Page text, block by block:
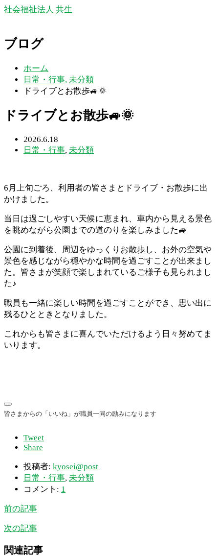
社会福祉法人 共生
ブログ
ホーム
日常・行事, 未分類
ドライブとお散歩🚙🌞
ドライブとお散歩🚙🌞
2026.6.18
日常・行事, 未分類
6月上旬ごろ、利用者の皆さまとドライブ・お散歩に出
かけました。
当日は過ごしやすい天候に恵まれ、車内から見える景色
を眺めながら公園までの道のりを楽しみました🚙
公園に到着後、周辺をゆっくりお散歩し、お外の空気や
景色を感じながら穏やかな時間を過ごすことが出来まし
た。皆さまが笑顔で楽しまれているご様子も見られまし
た♪
職員も一緒に楽しい時間を過ごすことができ、思い出に
残るひとときとなりました。
これからも皆さまに喜んでいただけるよう日々努めてま
いります。
Tweet
Share
投稿者: kyosei@post
日常・行事, 未分類
コメント: 1
前の記事
次の記事
関連記事